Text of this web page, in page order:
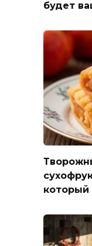
будет
который